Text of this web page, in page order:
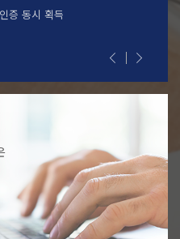
증 동시 획득